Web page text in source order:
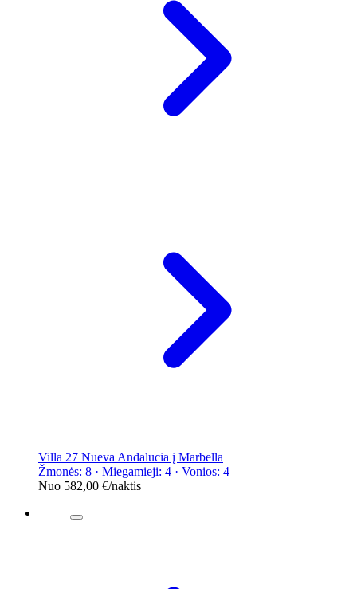
Villa 27 Nueva Andalucia į Marbella
Žmonės: 8 · Miegamieji: 4 · Vonios: 4
Nuo 582,00 €/naktis